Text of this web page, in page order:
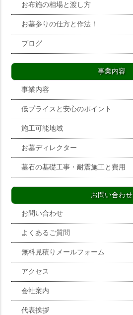
お布施の相場と渡し方
お墓参りの仕方と作法！
ブログ
事業内容
事業内容
低プライスと安心のポイント
施工可能地域
お墓ディレクター
墓石の基礎工事・耐震施工と費用
お問い合わせ
お問い合わせ
よくあるご質問
無料見積りメールフォーム
アクセス
会社案内
代表挨拶